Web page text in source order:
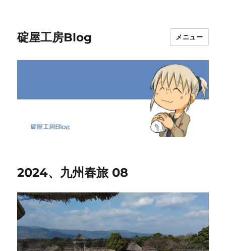
碇屋工房Blog メニュー
2024、九州春旅 08